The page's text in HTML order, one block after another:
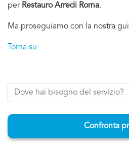
per Restauro Arredi Roma.
Ma proseguiamo con la nostra
Torna su
Confronta